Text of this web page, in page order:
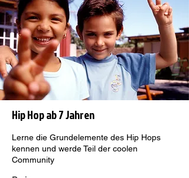
Hip Hop ab 7 Jahren
Lerne die Grundelemente des Hip Hops
kennen und werde Teil der coolen
Community